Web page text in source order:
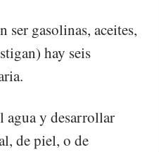
ser gasolinas, aceites,
hay seis
agua y desarrollar
de piel, o de